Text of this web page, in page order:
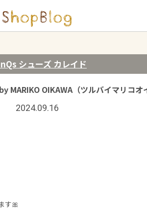
シューズ カレイド
MARIKO OIKAWA（ツルバイマリコオ
2024.09.16
す🎀